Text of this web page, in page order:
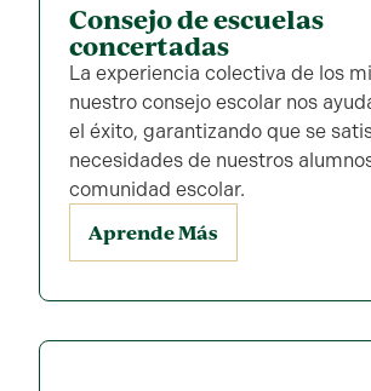
Consejo de escuelas
concertadas
La experiencia colectiva de los
nuestro consejo escolar nos
el éxito, garantizando que se
necesidades de nuestros
comunidad escolar.
Aprende Más